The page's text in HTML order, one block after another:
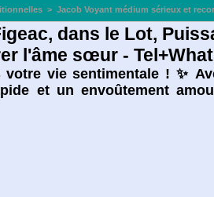
> Jacob Voyant médium sérieux et
dans le Lot,
l'âme sœur -
vie sentimentale ! ✨
et un envoûtement